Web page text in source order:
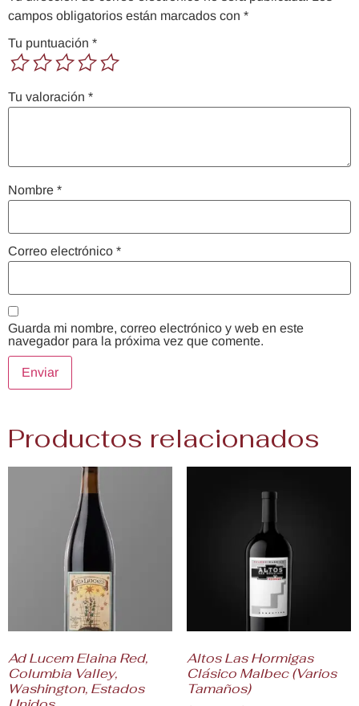
campos obligatorios están marcados con *
Tu puntuación *
Tu valoración *
Nombre *
Correo electrónico *
Guarda mi nombre, correo electrónico y web en este
navegador para la próxima vez que comente.
Productos relacionados
Ad Lucem Elaina Red,
Columbia Valley,
Washington, Estados
Altos Las Hormigas
Clásico Malbec (Varios
Tamaños)